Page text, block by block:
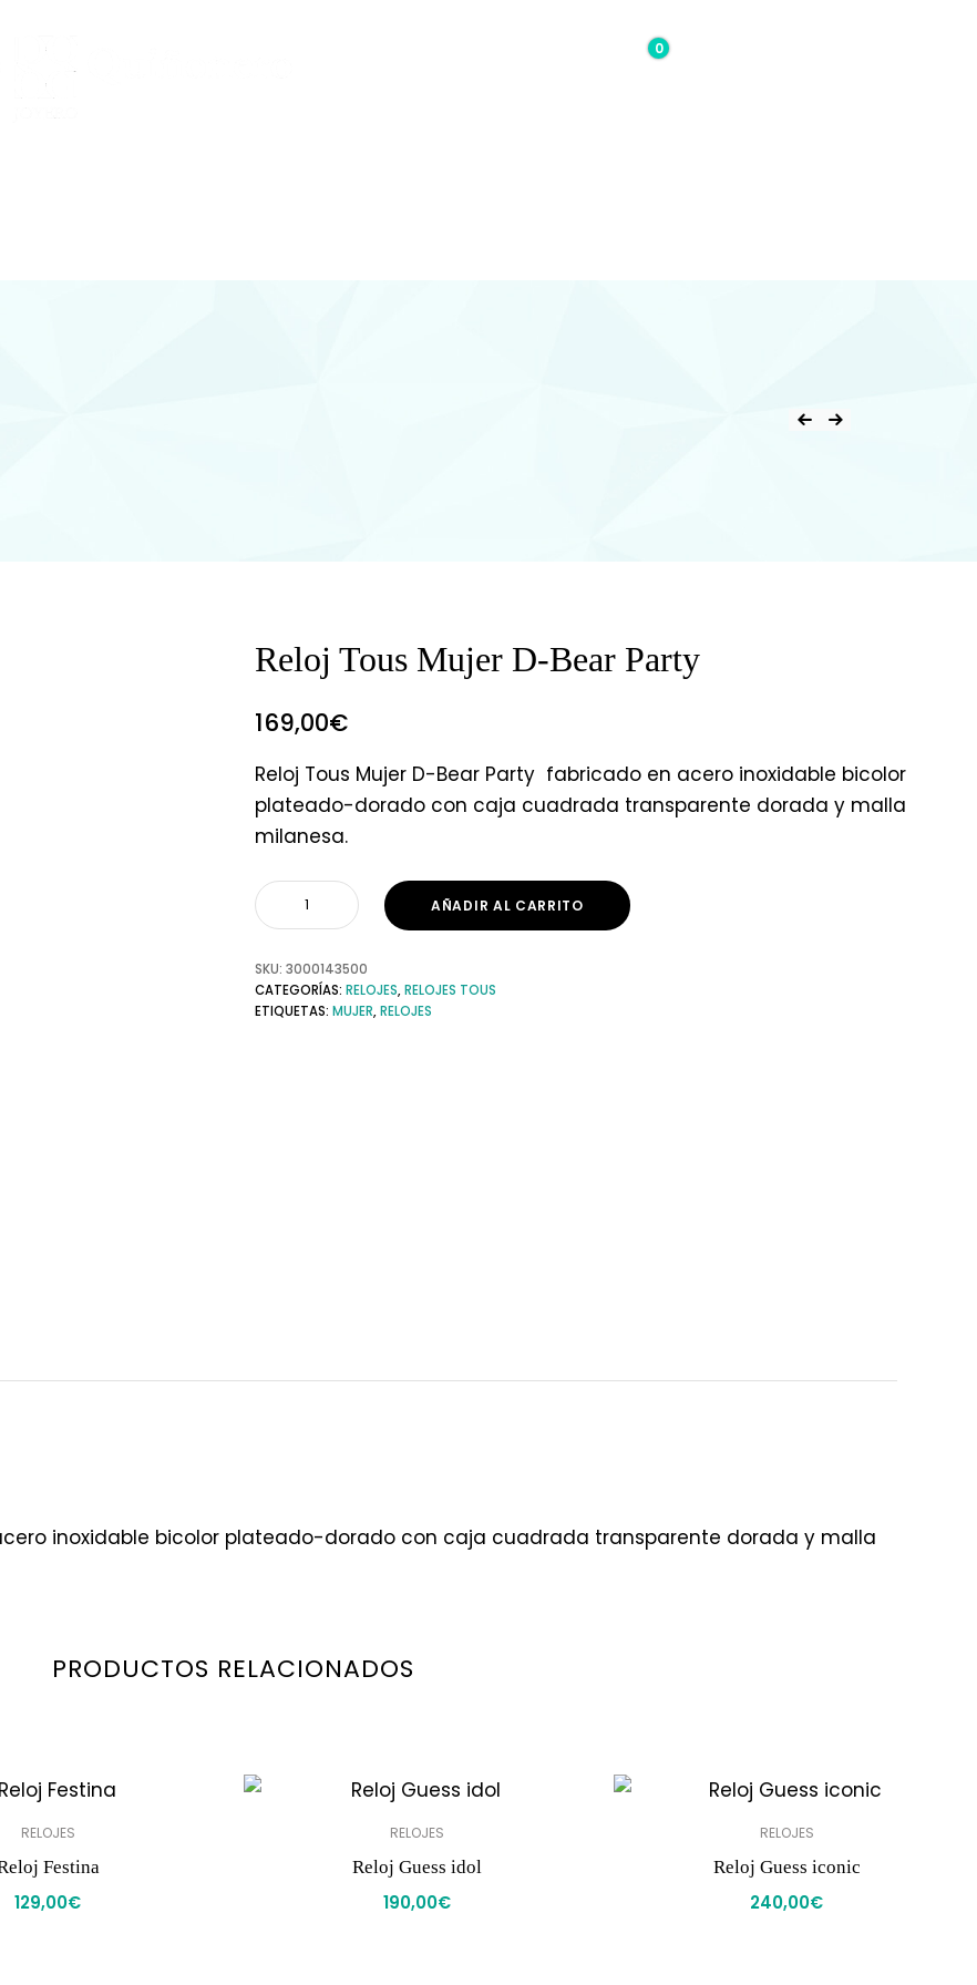
0,00€
0
Reloj Tous Mujer D-Bear Party
169,00€
Reloj Tous Mujer D-Bear Party fabricado en acero inoxidable bicolor
plateado-dorado con caja cuadrada transparente dorada y malla
milanesa.
AÑADIR AL CARRITO
SKU: 3000143500
CATEGORÍAS: RELOJES,RELOJES TOUS
ETIQUETAS: MUJER,RELOJES
inoxidable bicolor plateado-dorado con caja cuadrada transparente dorada y malla
PRODUCTOS RELACIONADOS
RELOJES
Festina
129,00€
RELOJES
Reloj Guess idol
190,00€
RELOJES
Reloj Guess iconic
240,00€